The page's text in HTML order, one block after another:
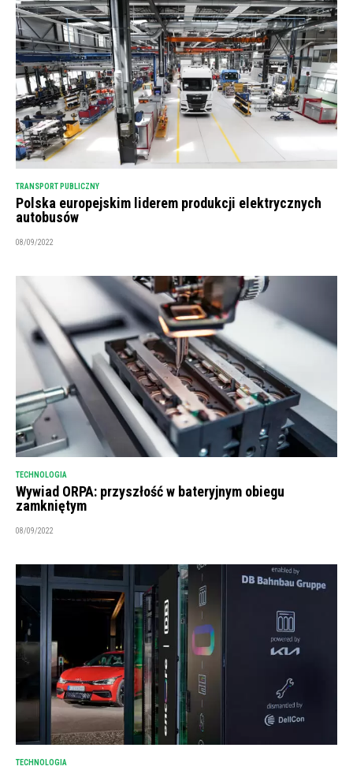
TRANSPORT PUBLICZNY
Polska europejskim liderem produkcji elektrycznych
autobusów
08/09/2022
TECHNOLOGIA
Wywiad ORPA: przyszłość w bateryjnym obiegu
zamkniętym
08/09/2022
TECHNOLOGIA